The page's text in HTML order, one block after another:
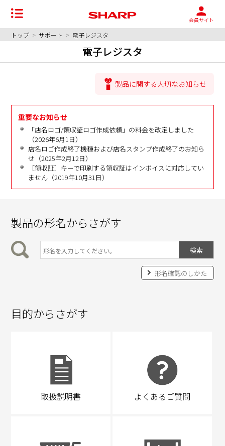
会員サイト
トップ > サポート > 電子レジスタ
電子レジスタ
製品に関する大切なお知らせ
重要なお知らせ
「店名ロゴ/領収証ロゴ作成依頼」の料金を改定しました
（2026年6月1日）
店名ロゴ作成終了機種および店名スタンプ作成終了のお知ら
せ（2025年2月12日）
［領収証］キーで印刷する領収証はインボイスに対応してい
ません（2019年10月31日）
製品の形名からさがす
形名確認のしかた
目的からさがす
取扱説明書 よくあるご質問